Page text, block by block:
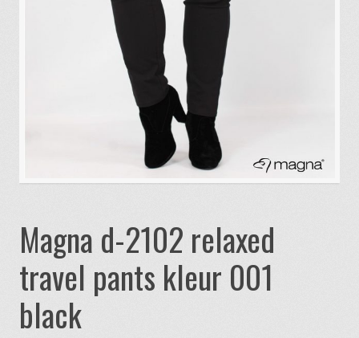
Magna d-2102 relaxed
travel pants kleur 001
black